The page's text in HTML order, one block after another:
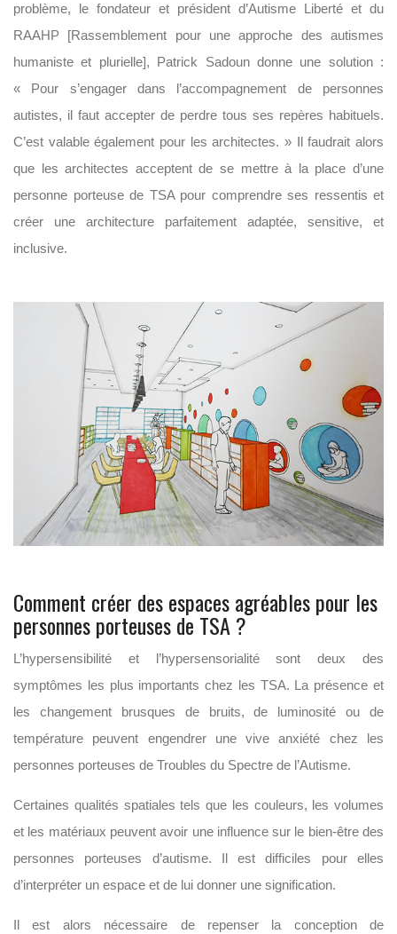
problème, le fondateur et président d’Autisme Liberté et du
RAAHP [Rassemblement pour une approche des autismes
humaniste et plurielle], Patrick Sadoun donne une solution :
« Pour s’engager dans l’accompagnement de personnes
autistes, il faut accepter de perdre tous ses repères habituels.
C’est valable également pour les architectes. » Il faudrait alors
que les architectes acceptent de se mettre à la place d’une
personne porteuse de TSA pour comprendre ses ressentis et
créer une architecture parfaitement adaptée, sensitive, et
inclusive.
Comment créer des espaces agréables pour les
personnes porteuses de TSA ?
L’hypersensibilité et l’hypersensorialité sont deux des
symptômes les plus importants chez les TSA. La présence et
les changement brusques de bruits, de luminosité ou de
température peuvent engendrer une vive anxiété chez les
personnes porteuses de Troubles du Spectre de l’Autisme.
Certaines qualités spatiales tels que les couleurs, les volumes
et les matériaux peuvent avoir une influence sur le bien-être des
personnes porteuses d’autisme. Il est difficiles pour elles
d’interpréter un espace et de lui donner une signification.
Il est alors nécessaire de repenser la conception de